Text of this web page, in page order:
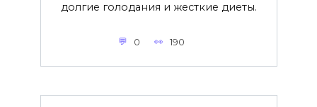
долгие голодания и жесткие диеты.
0 190